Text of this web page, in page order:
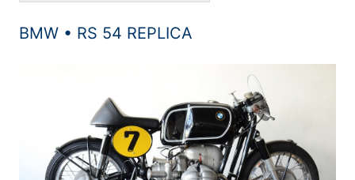
BMW • RS 54 REPLICA